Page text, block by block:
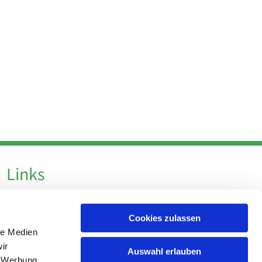
Medien
Cookies zulassen
Auswahl erlauben
Links
Impressum